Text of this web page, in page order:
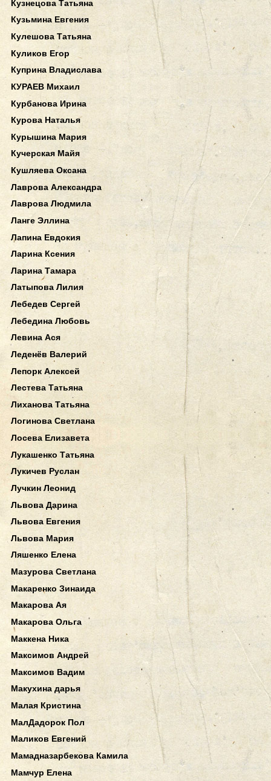
Кузнецова Татьяна
Кузьмина Евгения
Кулешова Татьяна
Куликов Егор
Куприна Владислава
КУРАЕВ Михаил
Курбанова Ирина
Курова Наталья
Курышина Мария
Кучерская Майя
Кушляева Оксана
Лаврова Александра
Лаврова Людмила
Ланге Эллина
Лапина Евдокия
Ларина Ксения
Ларина Тамара
Латыпова Лилия
Лебедев Сергей
Лебедина Любовь
Левина Ася
Леденёв Валерий
Лепорк Алексей
Лестева Татьяна
Лиханова Татьяна
Логинова Светлана
Лосева Елизавета
Лукашенко Татьяна
Лукичев Руслан
Лучкин Леонид
Львова Дарина
Львова Евгения
Львова Мария
Ляшенко Елена
Мазурова Светлана
Макаренко Зинаида
Макарова Ая
Макарова Ольга
Маккена Ника
Максимов Андрей
Максимов Вадим
Макухина дарья
Малая Кристина
МалДадорок Пол
Маликов Евгений
Мамадназарбекова Камила
Мамчур Елена